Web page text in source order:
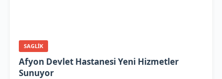
SAGLIK
Afyon Devlet Hastanesi Yeni Hizmetler
Sunuyor